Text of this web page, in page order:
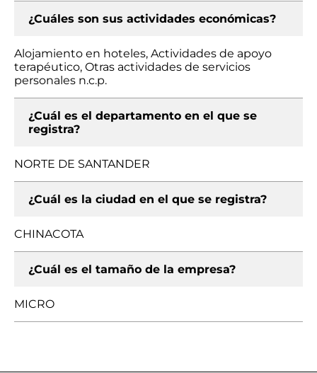
¿Cuáles son sus actividades económicas?
Alojamiento en hoteles, Actividades de apoyo
terapéutico, Otras actividades de servicios
personales n.c.p.
¿Cuál es el departamento en el que se
registra?
NORTE DE SANTANDER
¿Cuál es la ciudad en el que se registra?
CHINACOTA
¿Cuál es el tamaño de la empresa?
MICRO